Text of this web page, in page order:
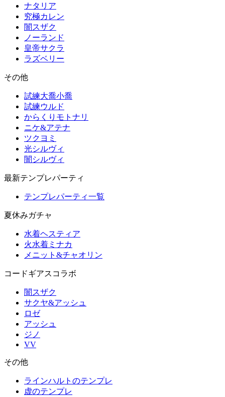
ナタリア
究極カレン
闇スザク
ノーランド
皇帝サクラ
ラズベリー
その他
試練大喬小喬
試練ウルド
からくりモトナリ
ニケ&アテナ
ツクヨミ
光シルヴィ
闇シルヴィ
最新テンプレパーティ
テンプレパーティ一覧
夏休みガチャ
水着ヘスティア
火水着ミナカ
メニット&チャオリン
コードギアスコラボ
闇スザク
サクヤ&アッシュ
ロゼ
アッシュ
ジノ
VV
その他
ラインハルトのテンプレ
虚のテンプレ